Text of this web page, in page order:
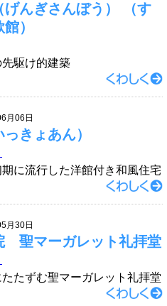
げんぎさんぼう） （す
）
駆け的建築
月06日
きょあん）
に流行した洋館付き和風住宅
月30日
聖マーガレット礼拝堂
たずむ聖マーガレット礼拝堂